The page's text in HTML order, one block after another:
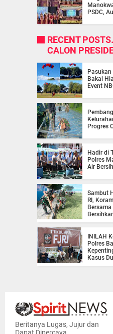
PSDC,
RECENT
CALON
Bakal
Event
Progres
Hadir di
Polres
Air
Sambut
RI,
INILAH
Polres
Kasus
Beritanya Lugas, Jujur dan